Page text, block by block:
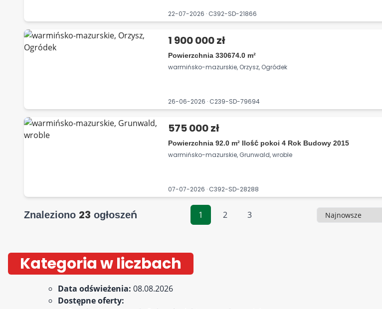
22-07-2026 · C392-SD-21866
1 900 000 zł
Powierzchnia 330674.0 m²
warmińsko-mazurskie, Orzysz, Ogródek
26-06-2026 · C239-SD-79694
575 000 zł
Powierzchnia 92.0 m² Ilość pokoi 4 Rok Budowy 2015
warmińsko-mazurskie, Grunwald, wroble
07-07-2026 · C392-SD-28288
Znaleziono 23 ogłoszeń 1 2 3 Sortowanie
Kategoria w liczbach
Data odświeżenia: 08.08.2026
Dostępne oferty: